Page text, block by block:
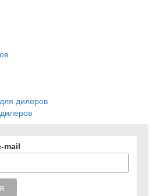
дилеров
mail